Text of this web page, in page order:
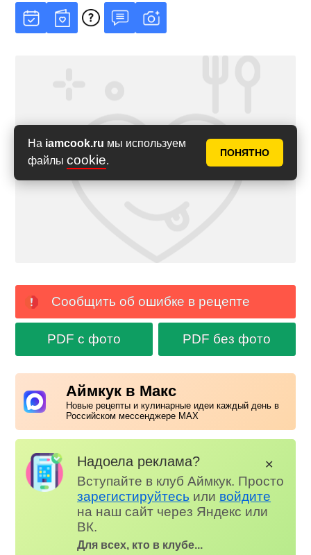
На iamcook.ru мы используем
файлы cookie.
ПОНЯТНО
Сообщить об ошибке в рецепте
PDF с фото PDF без фото
Аймкук в Макс
Новые рецепты и кулинарные идеи каждый день в
Российском мессенджере MAX
Надоела реклама?
Вступайте в клуб Аймкук. Просто
зарегистируйтесь или войдите
на наш сайт через Яндекс или
ВК.
Для всех, кто в клубе...
✕